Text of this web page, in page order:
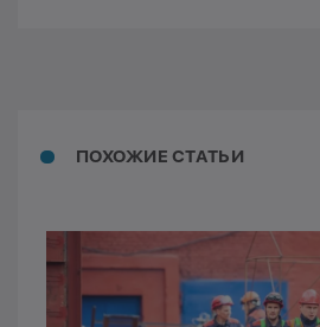
ПОХОЖИЕ СТАТЬИ